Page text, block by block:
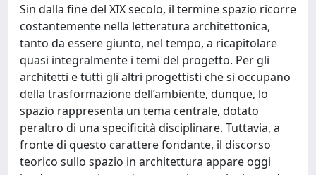
Sin dalla fine del XIX secolo, il termine spazio ricorre
costantemente nella letteratura architettonica,
tanto da essere giunto, nel tempo, a ricapitolare
quasi integralmente i temi del progetto. Per gli
architetti e tutti gli altri progettisti che si occupano
della trasformazione dell’ambiente, dunque, lo
spazio rappresenta un tema centrale, dotato
peraltro di una specificità disciplinare. Tuttavia, a
fronte di questo carattere fondante, il discorso
teorico sullo spazio in architettura appare oggi